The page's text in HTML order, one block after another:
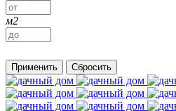
м2
Применить Сбросить